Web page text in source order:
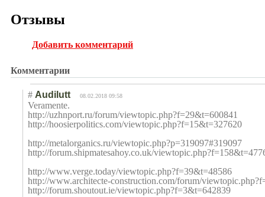
Отзывы
Добавить комментарий
Комментарии
# Audilutt 08.02.2018 09:58
Veramente.
http://uzhnport.ru/forum/viewtopic.php?f=29&t=600841
http://hoosierpolitics.com/viewtopic.php?f=15&t=327620
http://metalorganics.ru/viewtopic.php?p=319097#319097
http://forum.shipmatesahoy.co.uk/
http://www.verge.today/viewtopic.php?f=39&t=48586
http://www.architecte-construction.com/forum/
http://forum.shoutout.ie/viewtopic.php?f=3&t=642839